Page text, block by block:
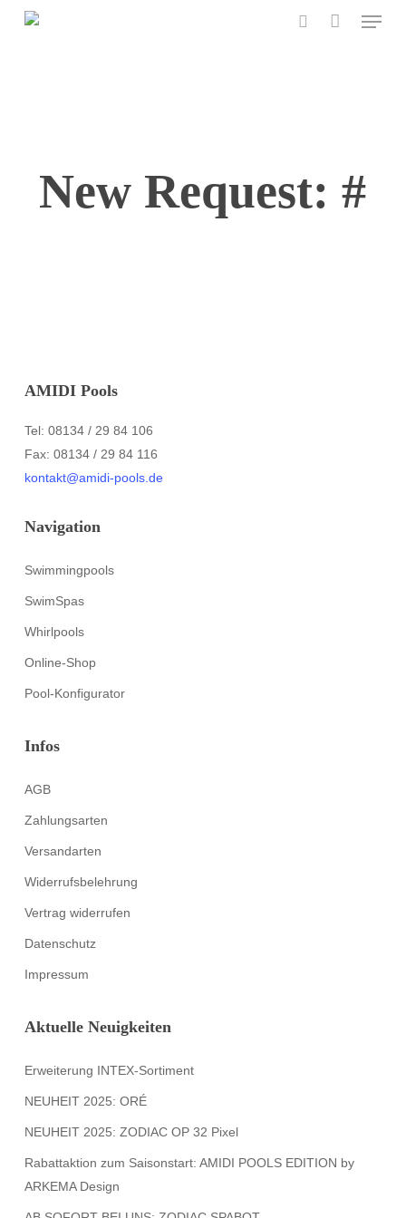
Menu
New Request: #
AMIDI Pools
Tel: 08134 / 29 84 106
Fax: 08134 / 29 84 116
kontakt@amidi-pools.de
Navigation
Swimmingpools
SwimSpas
Whirlpools
Online-Shop
Pool-Konfigurator
Infos
AGB
Zahlungsarten
Versandarten
Widerrufsbelehrung
Vertrag widerrufen
Datenschutz
Impressum
Aktuelle Neuigkeiten
Erweiterung INTEX-Sortiment
NEUHEIT 2025: ORÉ
NEUHEIT 2025: ZODIAC OP 32 Pixel
Rabattaktion zum Saisonstart: AMIDI POOLS EDITION by
ARKEMA Design